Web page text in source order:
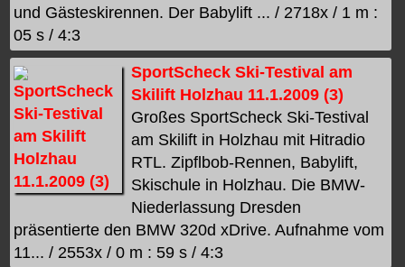
und Gästeskirennen. Der Babylift ... / 2718x / 1 m :
05 s / 4:3
SportScheck Ski-Testival am
Skilift Holzhau 11.1.2009 (3)
Großes SportScheck Ski-Testival
am Skilift in Holzhau mit Hitradio
RTL. Zipflbob-Rennen, Babylift,
Skischule in Holzhau. Die BMW-
Niederlassung Dresden
präsentierte den BMW 320d xDrive. Aufnahme vom
11... / 2553x / 0 m : 59 s / 4:3